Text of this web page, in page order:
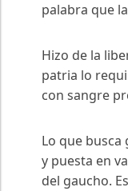
palabra que
Hizo de la
patria lo
con sangre
Lo que busca
y puesta en
del gaucho.